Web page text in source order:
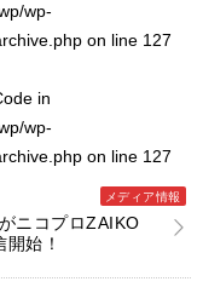
wp-
on line 127
in
wp-
on line 127
メディア情報
ニコプロZAIKO
始！